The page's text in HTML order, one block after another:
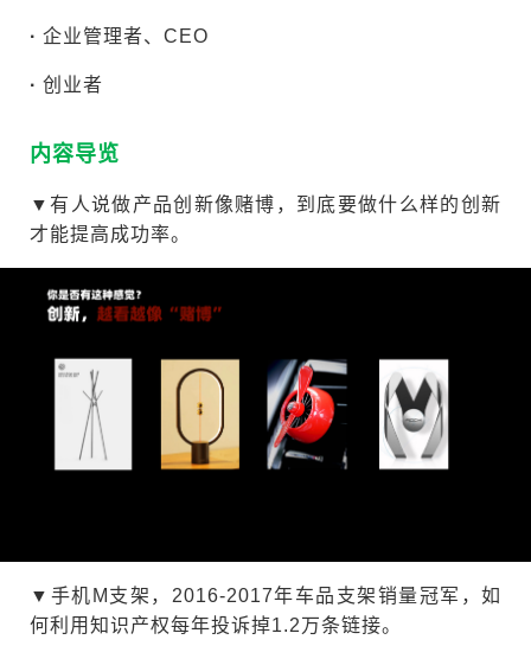
· 企业管理者、CEO
· 创业者
内容导览
▼有人说做产品创新像赌博，到底要做什么样的创新
才能提高成功率。
▼手机M支架，2016-2017年车品支架销量冠军，如
何利用知识产权每年投诉掉1.2万条链接。